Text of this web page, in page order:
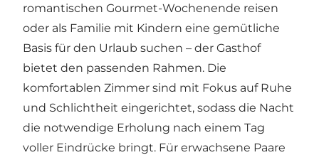
romantischen Gourmet-Wochenende reisen
oder als Familie mit Kindern eine gemütliche
Basis für den Urlaub suchen – der Gasthof
bietet den passenden Rahmen. Die
komfortablen Zimmer sind mit Fokus auf Ruhe
und Schlichtheit eingerichtet, sodass die Nacht
die notwendige Erholung nach einem Tag
voller Eindrücke bringt. Für erwachsene Paare